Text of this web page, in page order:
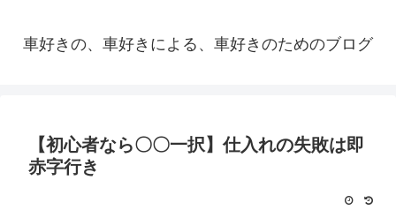
車好きの、車好きによる、車好きのためのブログ
【初心者なら〇〇一択】仕入れの失敗は即
赤字行き